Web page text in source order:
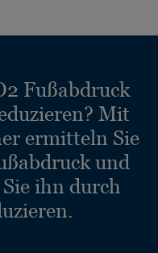
Fußabdruck
Mit
ermitteln Sie
und
ihn durch